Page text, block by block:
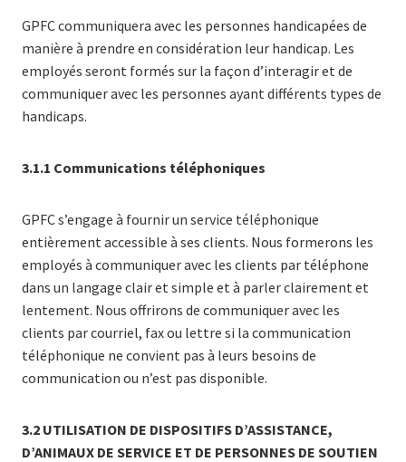
GPFC communiquera avec les personnes handicapées de
manière à prendre en considération leur handicap. Les
employés seront formés sur la façon d’interagir et de
communiquer avec les personnes ayant différents types de
handicaps.
3.1.1 Communications téléphoniques
GPFC s’engage à fournir un service téléphonique
entièrement accessible à ses clients. Nous formerons les
employés à communiquer avec les clients par téléphone
dans un langage clair et simple et à parler clairement et
lentement. Nous offrirons de communiquer avec les
clients par courriel, fax ou lettre si la communication
téléphonique ne convient pas à leurs besoins de
communication ou n’est pas disponible.
3.2 UTILISATION DE DISPOSITIFS D’ASSISTANCE,
D’ANIMAUX DE SERVICE ET DE PERSONNES DE SOUTIEN